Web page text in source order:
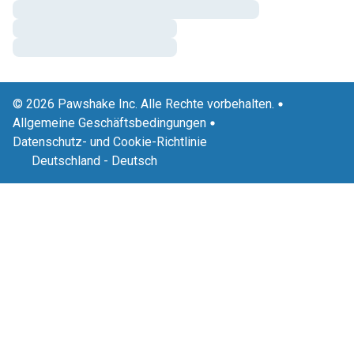
© 2026 Pawshake Inc. Alle Rechte vorbehalten.
Allgemeine Geschäftsbedingungen
Datenschutz- und Cookie-Richtlinie
Deutschland - Deutsch